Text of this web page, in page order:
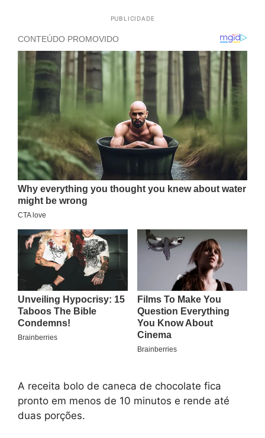
PUBLICIDADE
A receita bolo de caneca de chocolate fica
pronto em menos de 10 minutos e rende até
duas porções.